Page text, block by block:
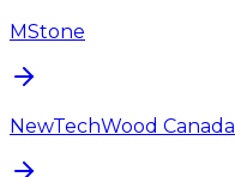
MStone
NewTechWood Canada